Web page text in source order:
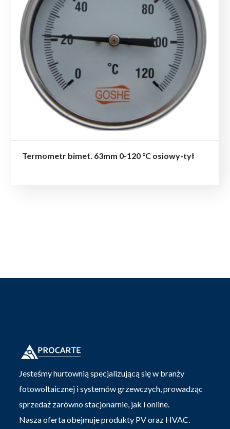
Termometr bimet. 63mm 0-120 °C osiowy-tył
Jesteśmy hurtownią specjalizującą się w branży
fotowoltaicznej i systemów grzewczych, prowadząc
sprzedaż zarówno stacjonarnie, jak i online.
Nasza oferta obejmuje produkty PV oraz HVAC.